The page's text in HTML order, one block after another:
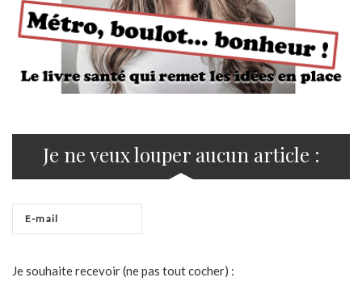
Je ne veux louper aucun article :
Je souhaite recevoir (ne pas tout cocher) :